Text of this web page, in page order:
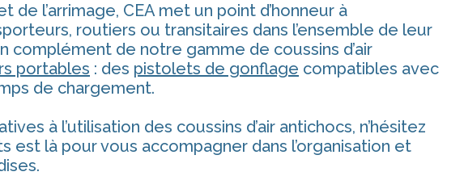
l’arrimage, CEA met un point d’honneur à
routiers ou transitaires dans l’ensemble de leur
complément de notre gamme de coussins d’air
portables : des pistolets de gonflage compatibles avec
de chargement.
à l’utilisation des coussins d’air antichocs, n’hésitez
est là pour vous accompagner dans l’organisation et